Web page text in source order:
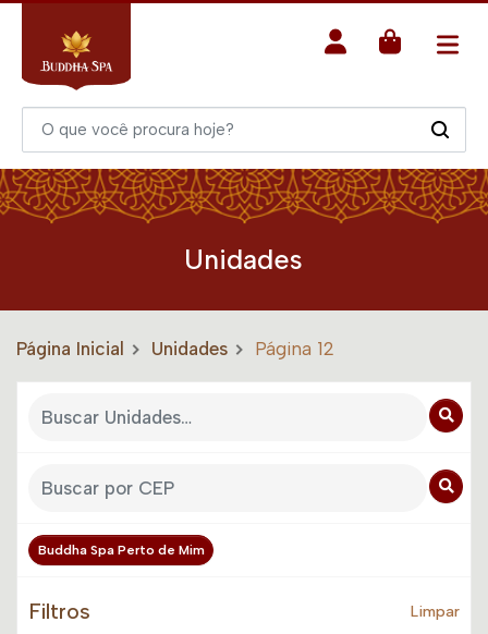
Unidades
Página Inicial Unidades Página 12
Buddha Spa Perto de Mim
Filtros Limpar